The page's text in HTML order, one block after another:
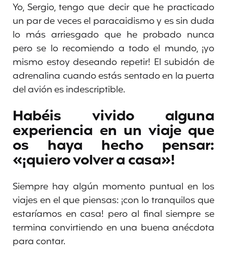
Yo, Sergio, tengo que decir que he practicado
un par de veces el paracaidismo y es sin duda
lo más arriesgado que he probado nunca
pero se lo recomiendo a todo el mundo, ¡yo
mismo estoy deseando repetir! El subidón de
adrenalina cuando estás sentado en la puerta
del avión es indescriptible.
Habéis vivido alguna
experiencia en un viaje que
os haya hecho pensar:
«¡quiero volver a casa»!
Siempre hay algún momento puntual en los
viajes en el que piensas: ¡con lo tranquilos que
estaríamos en casa! pero al final siempre se
termina convirtiendo en una buena anécdota
para contar.